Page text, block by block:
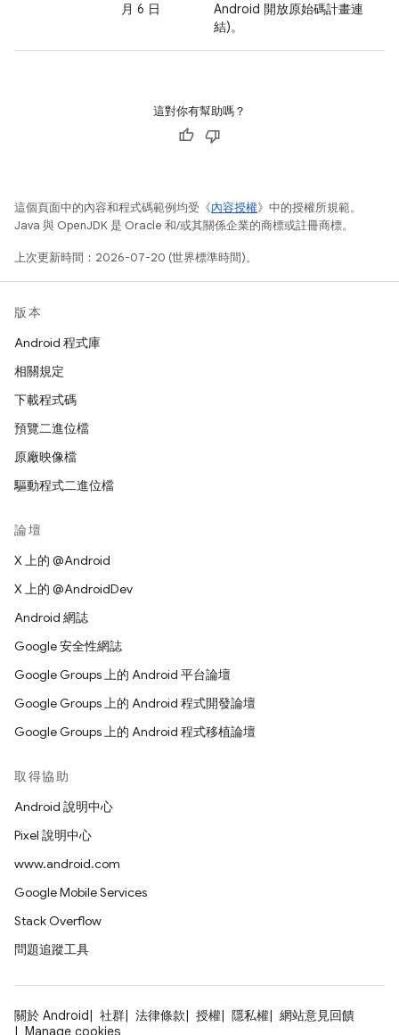
月 6 日
Android 開放原始碼計畫連
結)。
這對你有幫助嗎？
這個頁面中的內容和程式碼範例均受《內容授權》中的授權所規範。
Java 與 OpenJDK 是 Oracle 和/或其關係企業的商標或註冊商標。
上次更新時間：2026-07-20 (世界標準時間)。
版本
Android 程式庫
相關規定
下載程式碼
預覽二進位檔
原廠映像檔
驅動程式二進位檔
論壇
X 上的 @Android
X 上的 @AndroidDev
Android 網誌
Google 安全性網誌
Google Groups 上的 Android 平台論壇
Google Groups 上的 Android 程式開發論壇
Google Groups 上的 Android 程式移植論壇
取得協助
Android 說明中心
Pixel 說明中心
www.android.com
Google Mobile Services
Stack Overflow
問題追蹤工具
關於 Android 社群 法律條款 授權 隱私權
網站意見回饋
Manage cookies